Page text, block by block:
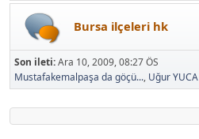
Bursa ilçeleri hk
Son ileti:Ara 10, 2009, 08:27 ÖS
Mustafakemalpaşa da göçü..., Uğur YUCA